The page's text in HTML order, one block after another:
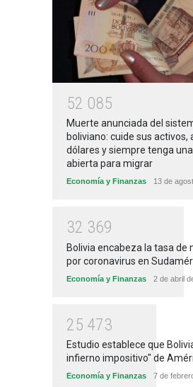
52 085
Muerte anunciada del
boliviano: cuide sus activos,
dólares y siempre tenga
abierta para migrar
Economía y Finanzas 13 de
32 369
Bolivia encabeza la tasa de
por coronavirus en
Economía y Finanzas 2 de abril
25 473
Estudio establece que
infierno impositivo" de
Economía y Finanzas 7 de